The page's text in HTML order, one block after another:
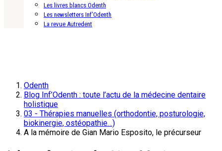
Les livres blancs Odenth
Les newsletters Inf’Odenth
La revue Autredent
Odenth
Blog Inf’Odenth : toute l’actu de la médecine dentaire
holistique
03 - Thérapies manuelles (orthodontie, posturologie,
biokinergie, ostéopathie…)
A la mémoire de Gian Mario Esposito, le précurseur